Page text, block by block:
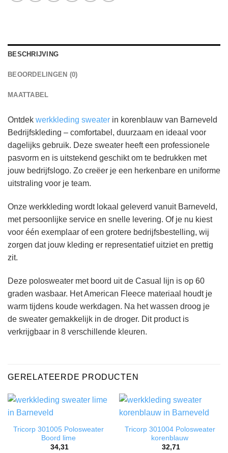
BESCHRIJVING
BEOORDELINGEN (0)
MAATTABEL
Ontdek werkkleding sweater in korenblauw van Barneveld
Bedrijfskleding – comfortabel, duurzaam en ideaal voor
dagelijks gebruik. Deze sweater heeft een professionele
pasvorm en is uitstekend geschikt om te bedrukken met
jouw bedrijfslogo. Zo creëer je een herkenbare en uniforme
uitstraling voor je team.
Onze werkkleding wordt lokaal geleverd vanuit Barneveld,
met persoonlijke service en snelle levering. Of je nu kiest
voor één exemplaar of een grotere bedrijfsbestelling, wij
zorgen dat jouw kleding er representatief uitziet en prettig
zit.
Deze polosweater met boord uit de Casual lijn is op 60
graden wasbaar. Het American Fleece materiaal houdt je
warm tijdens koude werkdagen. Na het wassen droog je
de sweater gemakkelijk in de droger. Dit product is
verkrijgbaar in 8 verschillende kleuren.
GERELATEERDE PRODUCTEN
Tricorp 301005 Polosweater
Boord lime
34,31
Tricorp 301004 Polosweater
korenblauw
32,71